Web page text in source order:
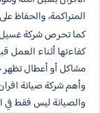
المتراكمة، والحفاظ
كما تحرص شركة غسيل
كفاءتها أثناء العمل
مشاكل أو أعطال
وأهم شركة صيانة
والصيانة ليس فقط في